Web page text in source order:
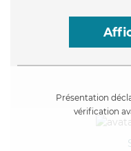
Présentation
vérification